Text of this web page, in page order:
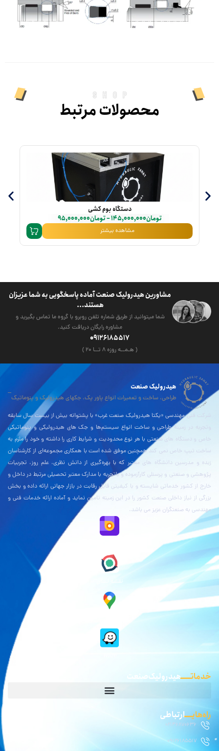
shop
محصولات مرتبط
دستگاه بوم کشی
تومان145,000,000
–تومان95,000,000
مشاهده بیشتر
مشاورین هیدرولیک صنعت آماده پاسخگویی به شما عزیزان
هستند...
شما میتوانید از طریق شماره تلفن روبرو با گروه ما تماس بگیرید و
مشاوره رایگان دریافت کنید.
09126185517
( هـمــه روزه ۸ تــا ۲۰ )
هیدرولیک صنعت
طراحی، ساخت و تعمیرات انواع پاور پک، جکهای هیدرولیک و پنوماتیک
شرکت فنی مهندسی «یکتا هیدرولیک صنعت غرب» با پشتوانه بیش از بیست سال سابقه
وتجربه در زمینۀ طراحی و ساخت انواع سیستم‌ها و جک های هیدرولیکی و پنوماتیکی
خاص و دستگاه های صنعتی با هر نوع محدودیت و شرایط کاری را داشته و خود را ملزم به
ساخت تیپ خاص نمی کند همچنین موفق شده است با همکاری مجموعه‌ای از کارشناسان
زبده و مدرسین دانشگاه های معتبر که با بهره‌گیری از دانش نظری، علم روز، تجربیات
پژوهشی و صنعتی و پرسنلی کارآزموده و باتجربه با مدارک معتبر تحصیلی مرتبط در داخل و
خارج از کشور خدماتی شایسته و با کیفیتی قابل رقابت در بازار جهانی ارائه داده و بخش
بزرگی از نیاز داخلی صنعت کشور را در این زمینه تامین نماید و آماده ارائه خدمات فنی و
مهندسی به صنعتگران عزیز می باشد.
نقشه نشان
خدماتـــــهیدرولیک صنعت
راه‌هایــــارتباطی
02146870636
09126185517